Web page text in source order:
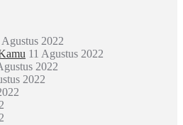
Agustus 2022
11 Agustus 2022
2022
2022